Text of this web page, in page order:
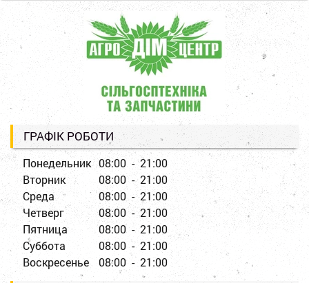
ГРАФІК РОБОТИ
Понедельник 08:00 - 21:00
Вторник
08:00 - 21:00
Среда
08:00 - 21:00
Четверг
08:00 - 21:00
Пятница
08:00 - 21:00
Суббота
08:00 - 21:00
Воскресенье
08:00 - 21:00